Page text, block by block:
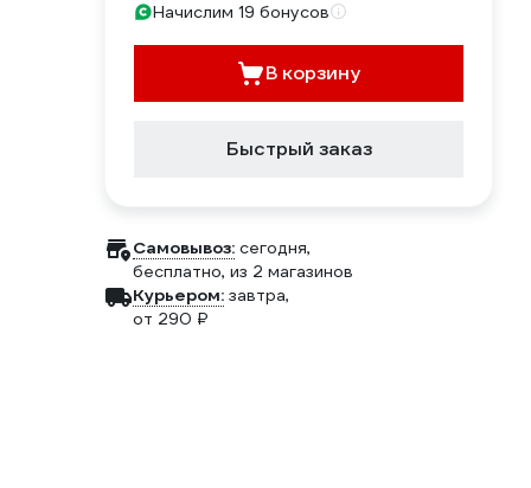
Начислим 19 бонусов
В корзину
Быстрый заказ
Самовывоз: сегодня,
бесплатно, из 2 магазинов
Курьером: завтра,
от 290 ₽